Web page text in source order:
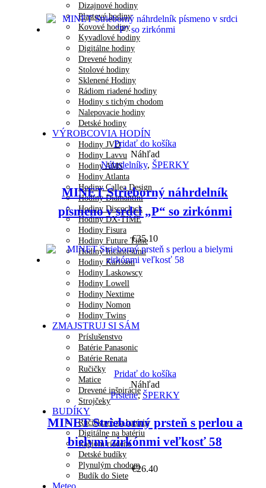
Dizajnové hodiny
Plastové hodiny
Kovové hodiny
Kyvadlové hodiny
Digitálne hodiny
Drevené hodiny
Stolové hodiny
Sklenené Hodiny
Rádiom riadené hodiny
Hodiny s tichým chodom
Nalepovacie hodiny
Detské hodiny
VÝROBCOVIA HODÍN
Hodiny JVD
Hodiny Lavvu
Hodiny AMS
Hodiny Atlanta
Hodiny Callea Design
Hodiny Diamantini
Hodiny Discoclock
Hodiny DX-TIME
Hodiny Fisura
Hodiny Future Time
Hodiny Incantesimo
Hodiny Karlsson
Hodiny Laskowscy
Hodiny Lowell
Hodiny Nextime
Hodiny Nomon
Hodiny Twins
ZMAJSTRUJ SI SÁM
Príslušenstvo
Batérie Panasonic
Batérie Renata
Ručičky
Matice
Drevené inšpirácie
Strojčeky
BUDÍKY
Ručičkové na batériu
Digitálne na batériu
Rádiom riadené
Detské budíky
Plynulým chodom
Budík do Siete
Meteo
Pridať do košíka
Náhľad
Náhrdelníky, ŠPERKY
MINET Strieborný náhrdelník
písmeno v srdci „P“ so zirkónmi
€35.10
Pridať do košíka
Náhľad
Prstene, ŠPERKY
MINET Strieborný prsteň s perlou a
bielymi zirkónmi veľkosť 58
€26.40